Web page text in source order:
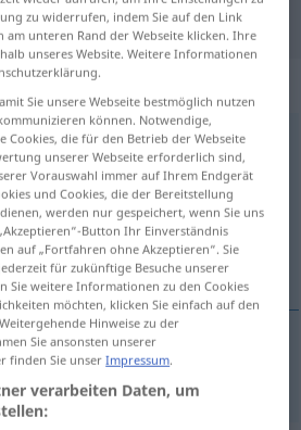
: weiblich
anklicken/antippen)
zu widerrufen, indem Sie auf den Link
am unteren Rand der Webseite klicken. Ihre
unseres Website. Weitere Informationen
Sie unsere Webseite bestmöglich nutzen
können. Notwendige,
Cookies, die für den Betrieb der Webseite
unserer Webseite erforderlich sind,
Vorauswahl immer auf Ihrem Endgerät
und Cookies, die der Bereitstellung
werden nur gespeichert, wenn Sie uns
Button Ihr Einverständnis
auf „Fortfahren ohne Akzeptieren“. Sie
für zukünftige Besuche unserer
Sie weitere Informationen zu den Cookies
möchten, klicken Sie einfach auf den
Hinweise zu der
Sie ansonsten unserer
finden Sie unserImpressum.
verarbeiten Daten, um